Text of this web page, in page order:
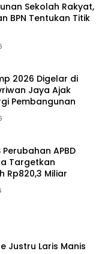
Sekolah Rakyat,
BPN Tentukan Titik
2026 Digelar di
Jaya Ajak
Pembangunan
Perubahan APBD
Targetkan
Rp820,3 Miliar
Justru Laris Manis